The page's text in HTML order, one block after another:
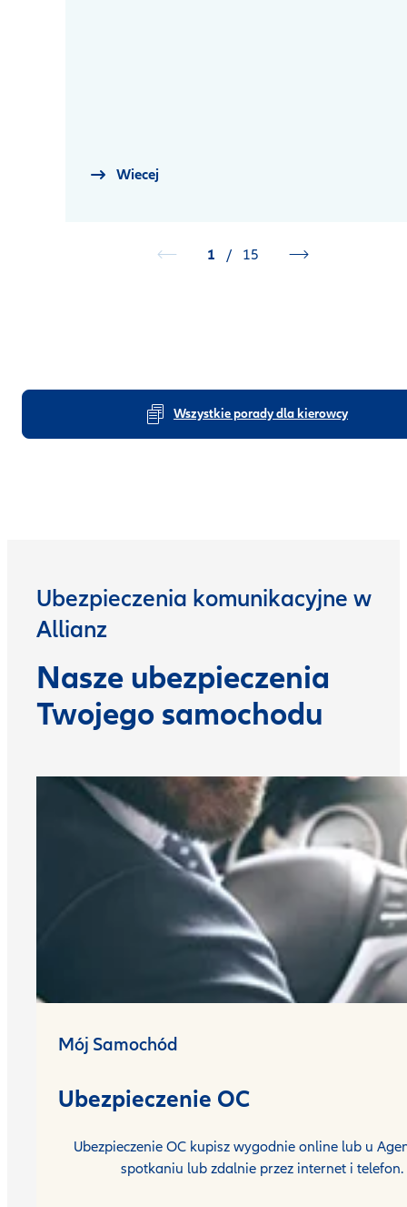
Wiecej
1 / 15
Wszystkie porady dla kierowcy
Ubezpieczenia komunikacyjne w
Allianz
Nasze ubezpieczenia
Twojego samochodu
Mój Samochód
Ubezpieczenie OC
Ubezpieczenie OC kupisz wygodnie online lub u
spotkaniu lub zdalnie przez internet i telefon.